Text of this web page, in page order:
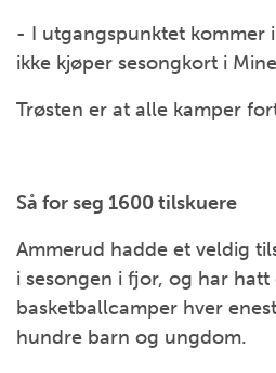
- I utgangspunktet kommer
ikke kjøper sesongkort i
Trøsten er at alle kamper
Så for seg 1600 tilskuere
Ammerud hadde et veldig
i sesongen i fjor, og har
basketballcamper hver
hundre barn og ungdom.